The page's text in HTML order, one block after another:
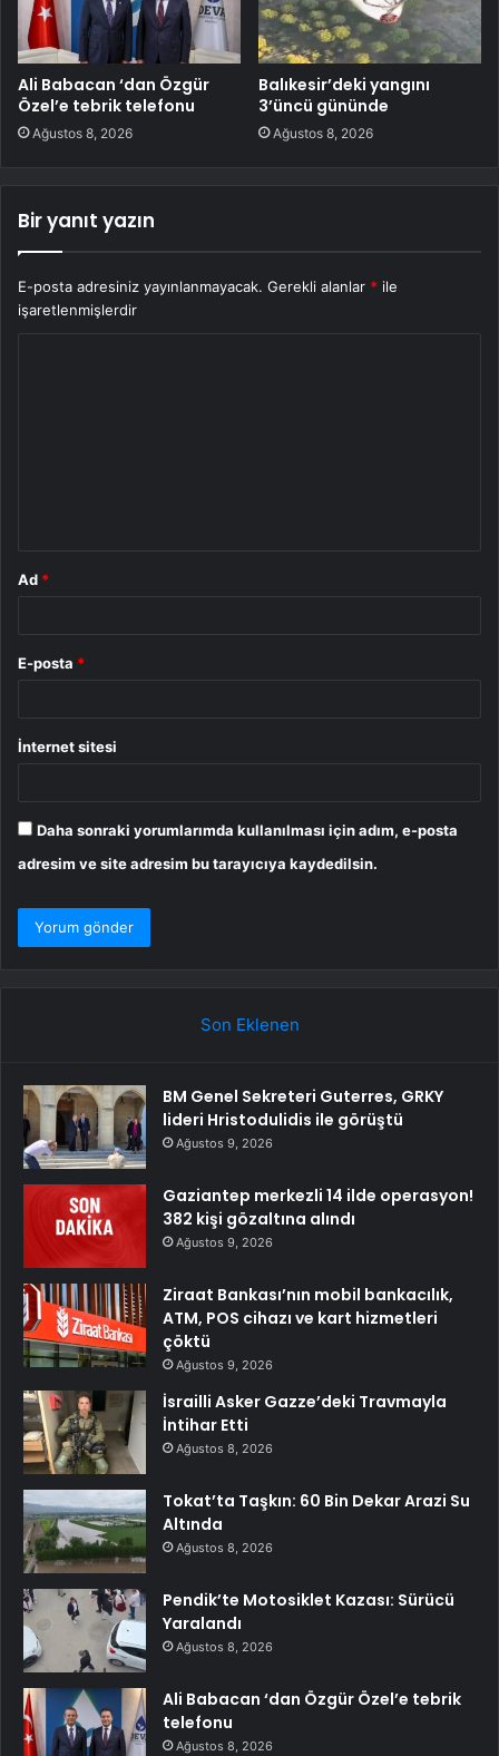
Ali Babacan ‘dan Özgür
Özel’e tebrik telefonu
Ağustos 8, 2026
Balıkesir’deki yangını
3’üncü gününde
Ağustos 8, 2026
Bir yanıt yazın
E-posta adresiniz yayınlanmayacak. Gerekli alanlar * ile
işaretlenmişlerdir
Ad *
E-posta *
İnternet sitesi
Daha sonraki yorumlarımda kullanılması için adım, e-posta
adresim ve site adresim bu tarayıcıya kaydedilsin.
Son Eklenen
BM Genel Sekreteri Guterres, GRKY
lideri Hristodulidis ile görüştü
Ağustos 9, 2026
Gaziantep merkezli 14 ilde operasyon!
382 kişi gözaltına alındı
Ağustos 9, 2026
Ziraat Bankası’nın mobil bankacılık,
ATM, POS cihazı ve kart hizmetleri
çöktü
Ağustos 9, 2026
İsrailli Asker Gazze’deki Travmayla
İntihar Etti
Ağustos 8, 2026
Tokat’ta Taşkın: 60 Bin Dekar Arazi Su
Altında
Ağustos 8, 2026
Pendik’te Motosiklet Kazası: Sürücü
Yaralandı
Ağustos 8, 2026
Ali Babacan ‘dan Özgür Özel’e tebrik
telefonu
Ağustos 8, 2026